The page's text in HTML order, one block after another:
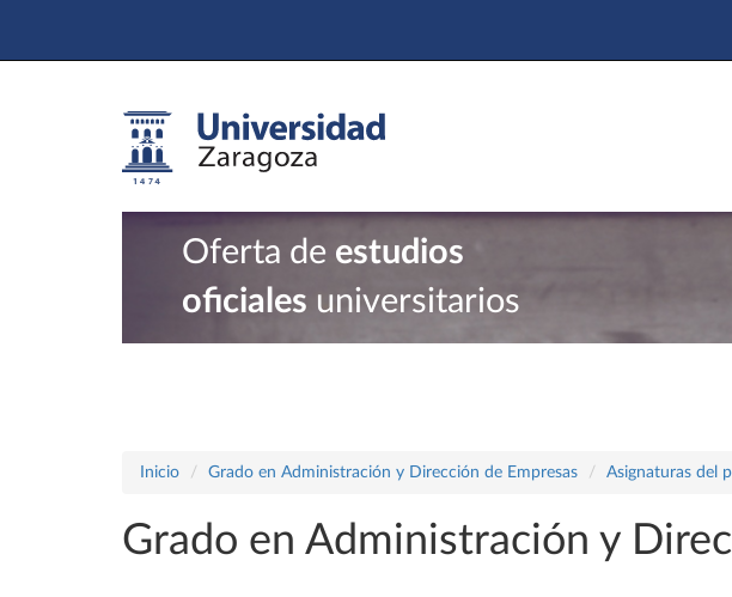
Oferta de estudios
oficiales universitarios
Inicio Grado en Administración y Dirección de Empresas Asignaturas del
Grado en Administración y